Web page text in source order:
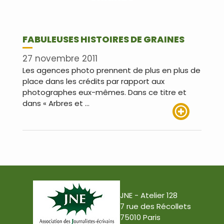
FABULEUSES HISTOIRES DE GRAINES
27 novembre 2011
Les agences photo prennent de plus en plus de
place dans les crédits par rapport aux
photographes eux-mêmes. Dans ce titre et
dans « Arbres et …
JNE - Atelier 128
7 rue des Récollets
75010 Paris